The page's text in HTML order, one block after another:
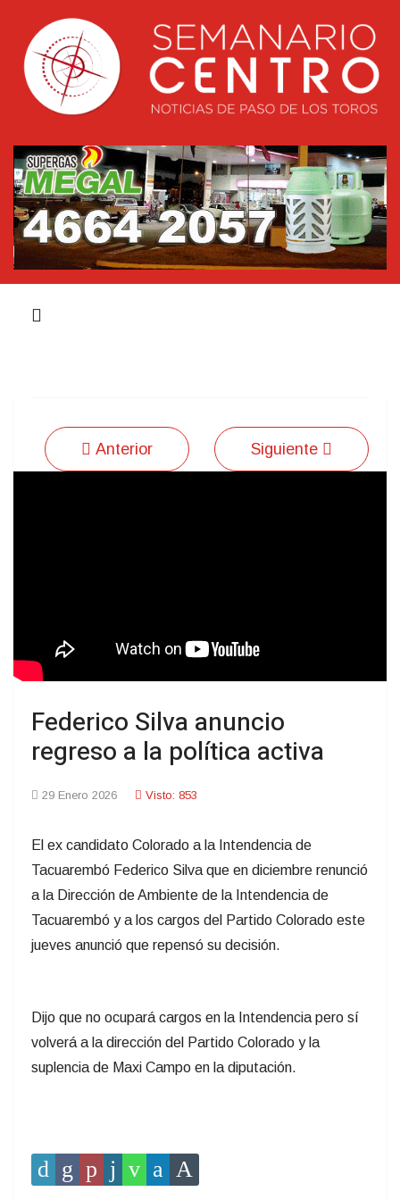
Anterior Siguiente
Federico Silva anuncio
regreso a la política activa
29 Enero 2026 Visto: 853
El ex candidato Colorado a la Intendencia de
Tacuarembó Federico Silva que en diciembre renunció
a la Dirección de Ambiente de la Intendencia de
Tacuarembó y a los cargos del Partido Colorado este
jueves anunció que repensó su decisión.
Dijo que no ocupará cargos en la Intendencia pero sí
volverá a la dirección del Partido Colorado y la
suplencia de Maxi Campo en la diputación.